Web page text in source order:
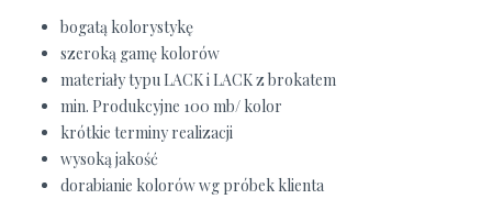
bogatą kolorystykę
szeroką gamę kolorów
materiały typu LACK i LACK z brokatem
min. Produkcyjne 100 mb/ kolor
krótkie terminy realizacji
wysoką jakość
dorabianie kolorów wg próbek klienta